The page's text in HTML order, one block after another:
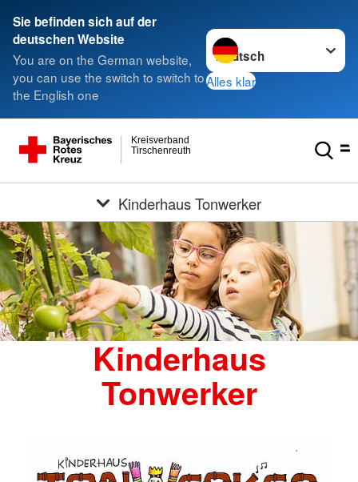
Sie befinden sich auf der
deutschen Website
You are on the German website,
you can use the switch to switch to
the English one
Sprache wechseln zu
Alles klar
Tirschenreuth
Kreisverband
Kinderhaus Tonwerker
Kinderhaus
Tonwerker